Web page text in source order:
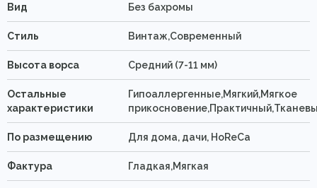
Вид Без бахромы
Стиль Винтаж,Современный
Высота ворса Средний (7-11 мм)
Остальные
характеристики
Гипоаллергенные,Мягкий,Мягкое
По размещению Для дома, дачи, HoReCa
Фактура Гладкая,Мягкая